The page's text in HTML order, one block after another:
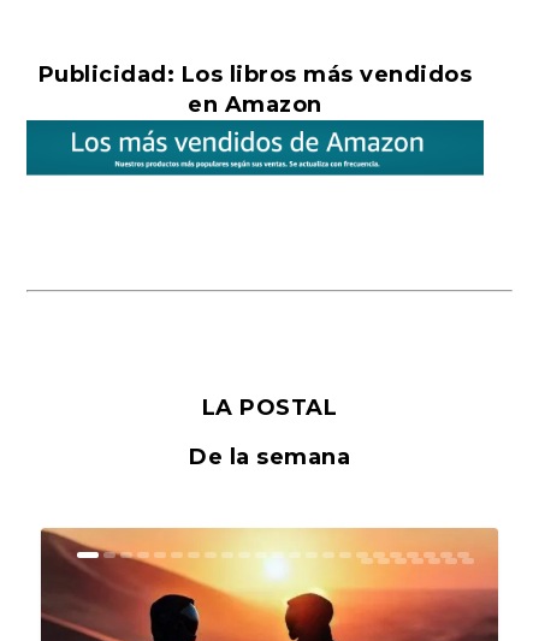
Publicidad: Los libros más vendidos
en Amazon
LA POSTAL
De la semana